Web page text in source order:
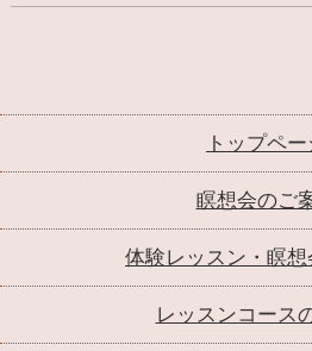
トップペー
瞑想会のご
体験レッスン・瞑
レッスンコース